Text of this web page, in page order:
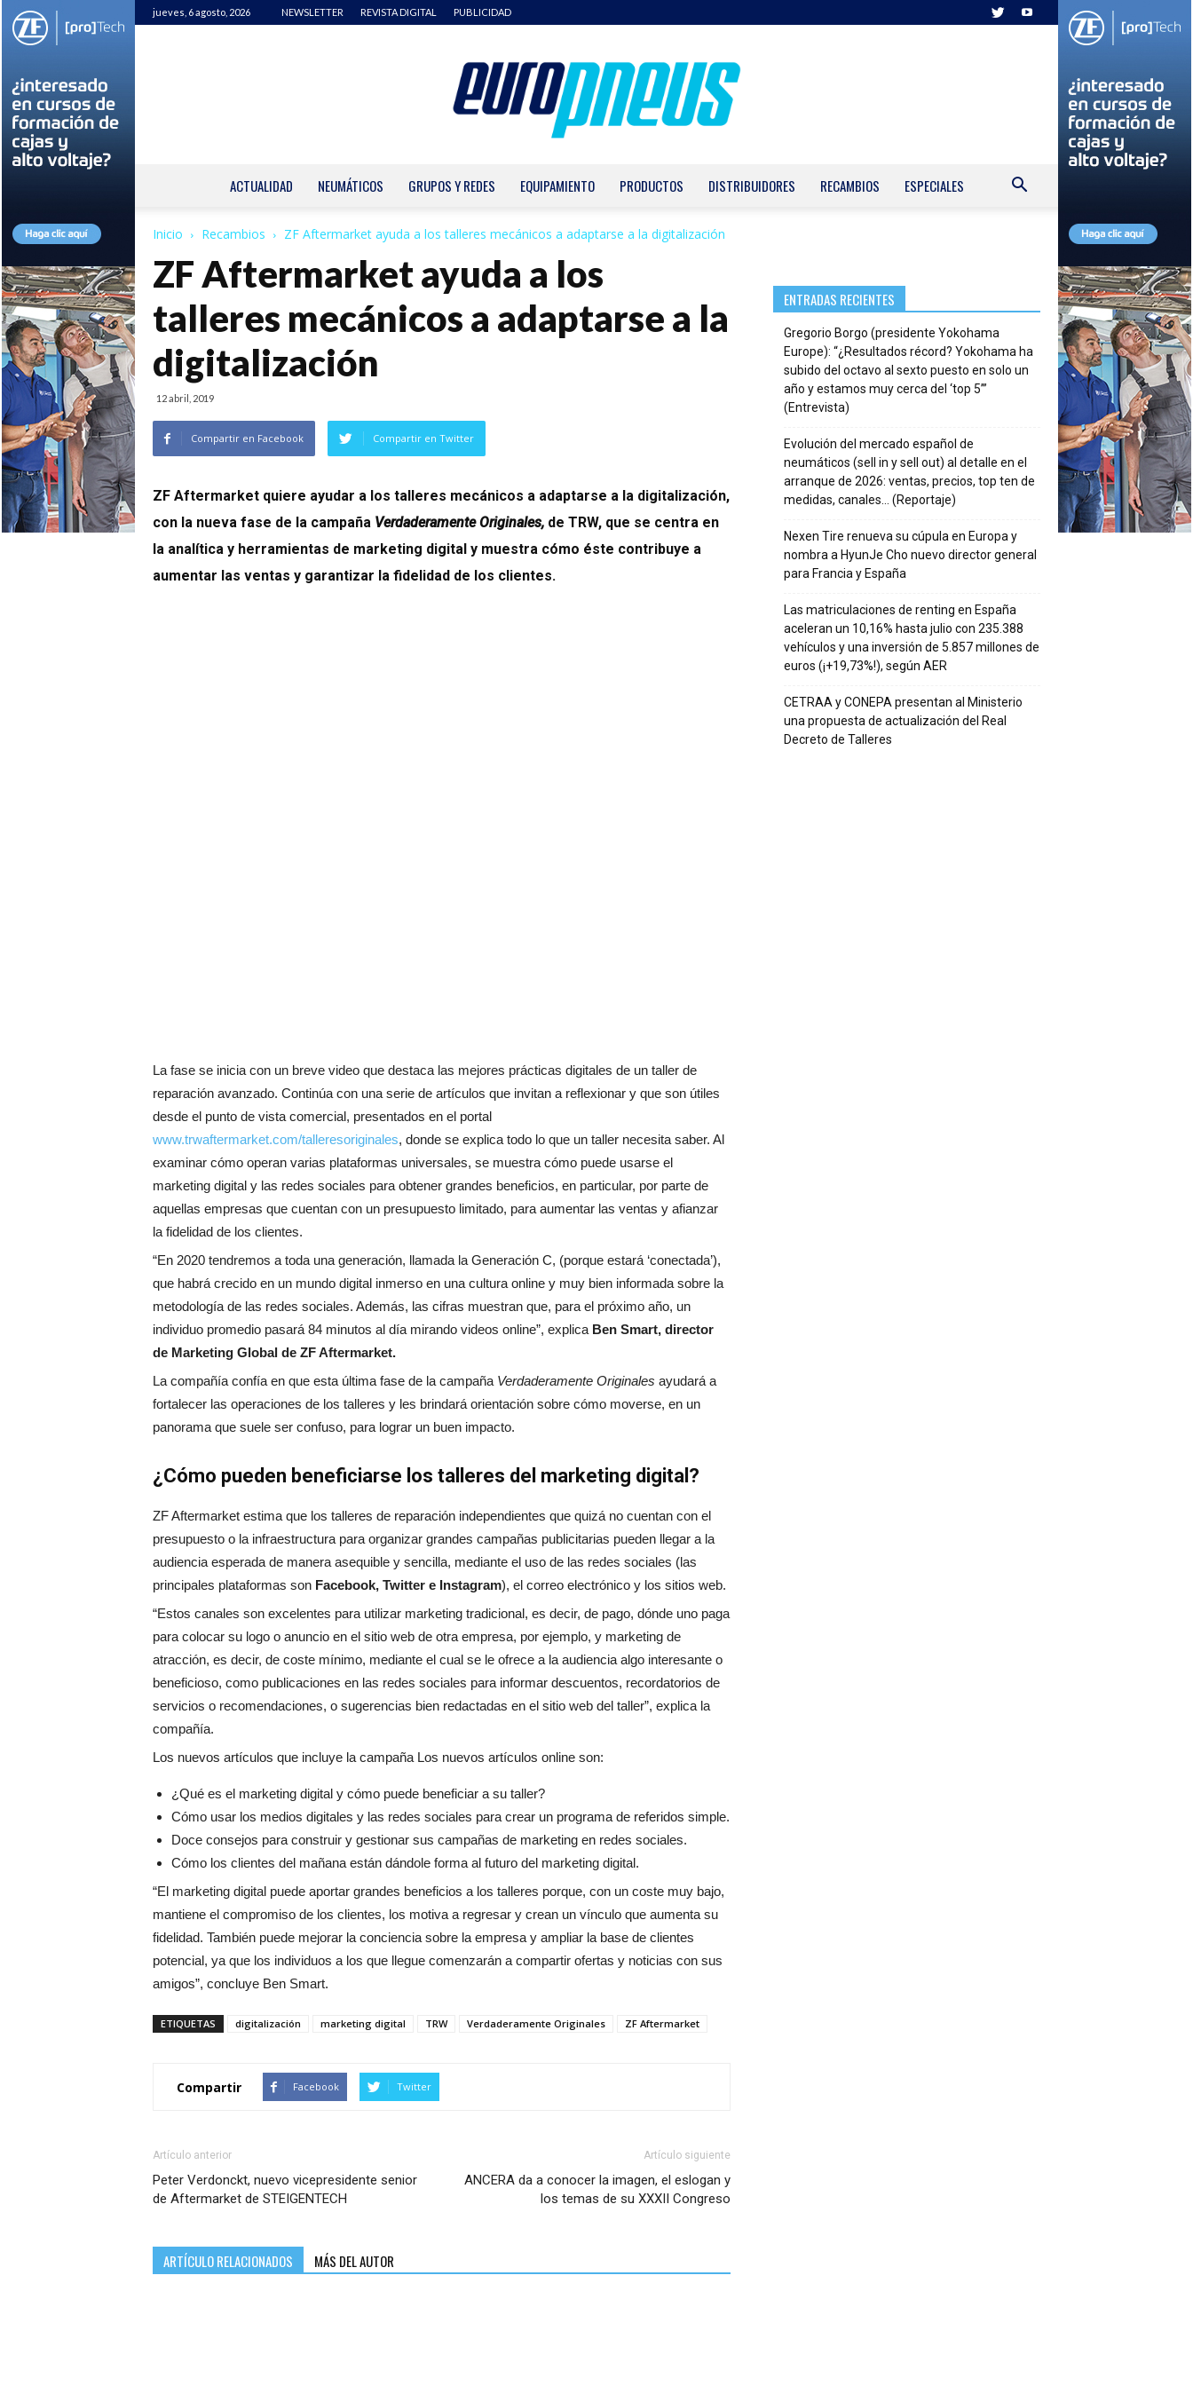
jueves, 6 agosto, 2026 NEWSLETTER REVISTA DIGITAL PUBLICIDAD
ACTUALIDAD NEUMÁTICOS GRUPOS Y REDES EQUIPAMIENTO PRODUCTOS DISTRIBUIDORES RECAMBIOS ESPECIALES
Inicio Recambios ZF Aftermarket ayuda a los talleres mecánicos a adaptarse a la digitalización
ZF Aftermarket ayuda a los
talleres mecánicos a adaptarse a la
digitalización
12 abril, 2019
Compartir en Facebook Compartir en Twitter
ZF Aftermarket quiere ayudar a los talleres mecánicos a adaptarse a la digitalización,
con la nueva fase de la campaña Verdaderamente Originales, de TRW, que se centra en
la analítica y herramientas de marketing digital y muestra cómo éste contribuye a
aumentar las ventas y garantizar la fidelidad de los clientes.
La fase se inicia con un breve video que destaca las mejores prácticas digitales de un taller de
reparación avanzado. Continúa con una serie de artículos que invitan a reflexionar y que son útiles
desde el punto de vista comercial, presentados en el portal
www.trwaftermarket.com/talleresoriginales, donde se explica todo lo que un taller necesita saber. Al
examinar cómo operan varias plataformas universales, se muestra cómo puede usarse el
marketing digital y las redes sociales para obtener grandes beneficios, en particular, por parte de
aquellas empresas que cuentan con un presupuesto limitado, para aumentar las ventas y afianzar
la fidelidad de los clientes.
“En 2020 tendremos a toda una generación, llamada la Generación C, (porque estará ‘conectada’),
que habrá crecido en un mundo digital inmerso en una cultura online y muy bien informada sobre la
metodología de las redes sociales. Además, las cifras muestran que, para el próximo año, un
individuo promedio pasará 84 minutos al día mirando videos online”, explica Ben Smart, director
de Marketing Global de ZF Aftermarket.
La compañía confía en que esta última fase de la campaña Verdaderamente Originales ayudará a
fortalecer las operaciones de los talleres y les brindará orientación sobre cómo moverse, en un
panorama que suele ser confuso, para lograr un buen impacto.
¿Cómo pueden beneficiarse los talleres del marketing digital?
ZF Aftermarket estima que los talleres de reparación independientes que quizá no cuentan con el
presupuesto o la infraestructura para organizar grandes campañas publicitarias pueden llegar a la
audiencia esperada de manera asequible y sencilla, mediante el uso de las redes sociales (las
principales plataformas son Facebook, Twitter e Instagram), el correo electrónico y los sitios web.
“Estos canales son excelentes para utilizar marketing tradicional, es decir, de pago, dónde uno paga
para colocar su logo o anuncio en el sitio web de otra empresa, por ejemplo, y marketing de
atracción, es decir, de coste mínimo, mediante el cual se le ofrece a la audiencia algo interesante o
beneficioso, como publicaciones en las redes sociales para informar descuentos, recordatorios de
servicios o recomendaciones, o sugerencias bien redactadas en el sitio web del taller”, explica la
compañía.
Los nuevos artículos que incluye la campaña Los nuevos artículos online son:
¿Qué es el marketing digital y cómo puede beneficiar a su taller?
Cómo usar los medios digitales y las redes sociales para crear un programa de referidos simple.
Doce consejos para construir y gestionar sus campañas de marketing en redes sociales.
Cómo los clientes del mañana están dándole forma al futuro del marketing digital.
“El marketing digital puede aportar grandes beneficios a los talleres porque, con un coste muy bajo,
mantiene el compromiso de los clientes, los motiva a regresar y crean un vínculo que aumenta su
fidelidad. También puede mejorar la conciencia sobre la empresa y ampliar la base de clientes
potencial, ya que los individuos a los que llegue comenzarán a compartir ofertas y noticias con sus
amigos”, concluye Ben Smart.
ETIQUETAS digitalización marketing digital TRW Verdaderamente Originales ZF Aftermarket
Compartir Facebook Twitter
Artículo anterior
Peter Verdonckt, nuevo vicepresidente senior
de Aftermarket de STEIGENTECH
Artículo siguiente
ANCERA da a conocer la imagen, el eslogan y
los temas de su XXXII Congreso
ARTÍCULO RELACIONADOS MÁS DEL AUTOR
ENTRADAS RECIENTES
Gregorio Borgo (presidente Yokohama
Europe): “¿Resultados récord? Yokohama ha
subido del octavo al sexto puesto en solo un
año y estamos muy cerca del ‘top 5’”
(Entrevista)
Evolución del mercado español de
neumáticos (sell in y sell out) al detalle en el
arranque de 2026: ventas, precios, top ten de
medidas, canales… (Reportaje)
Nexen Tire renueva su cúpula en Europa y
nombra a HyunJe Cho nuevo director general
para Francia y España
Las matriculaciones de renting en España
aceleran un 10,16% hasta julio con 235.388
vehículos y una inversión de 5.857 millones de
euros (¡+19,73%!), según AER
CETRAA y CONEPA presentan al Ministerio
una propuesta de actualización del Real
Decreto de Talleres